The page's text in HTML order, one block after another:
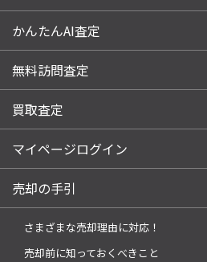
かんたんAI査定
無料訪問査定
買取査定
マイページログイン
売却の手引
さまざまな売却理由に対応！
売却前に知っておくべきこと